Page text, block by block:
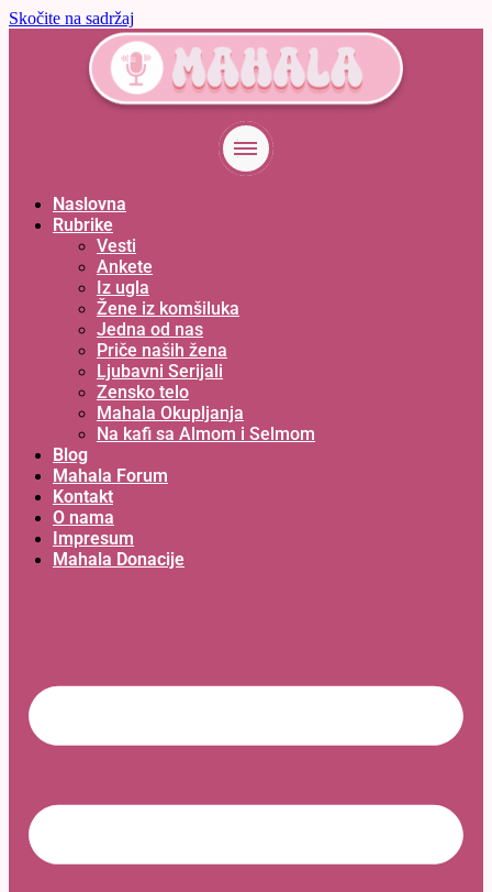
Skočite na sadržaj
Naslovna
Rubrike
Vesti
Ankete
Iz ugla
Žene iz komšiluka
Jedna od nas
Priče naših žena
Ljubavni Serijali
Zensko telo
Mahala Okupljanja
Na kafi sa Almom i Selmom
Blog
Mahala Forum
Kontakt
O nama
Impresum
Mahala Donacije